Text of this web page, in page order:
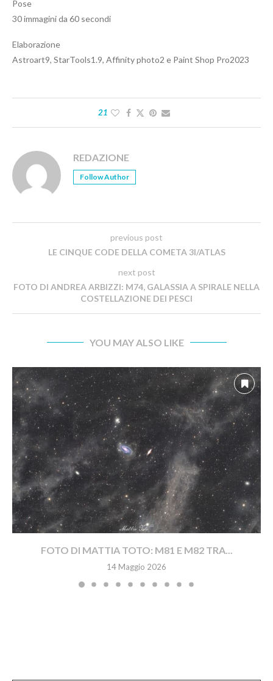
Pose
30 immagini da 60 secondi
Elaborazione
Astroart9, StarTools1.9, Affinity photo2 e Paint Shop Pro2023
21
REDAZIONE
Follow Author
previous post
LE CINQUE CODE DELLA COMETA 3I/ATLAS
next post
FOTO DI ANDREA ARBIZZI: M74, GALASSIA A SPIRALE NELLA
COSTELLAZIONE DEI PESCI
YOU MAY ALSO LIKE
FOTO DI MATTIA TOTO: M81 E M82 TRA...
14 Maggio 2026